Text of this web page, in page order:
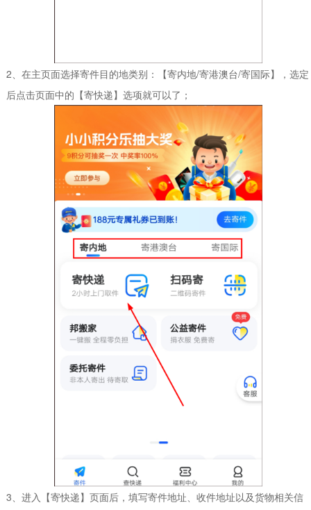
2、在主页面选择寄件目的地类别：【寄内地/寄港澳台/寄国际】，选定
后点击页面中的【寄快递】选项就可以了；
3、进入【寄快递】页面后，填写寄件地址、收件地址以及货物相关信